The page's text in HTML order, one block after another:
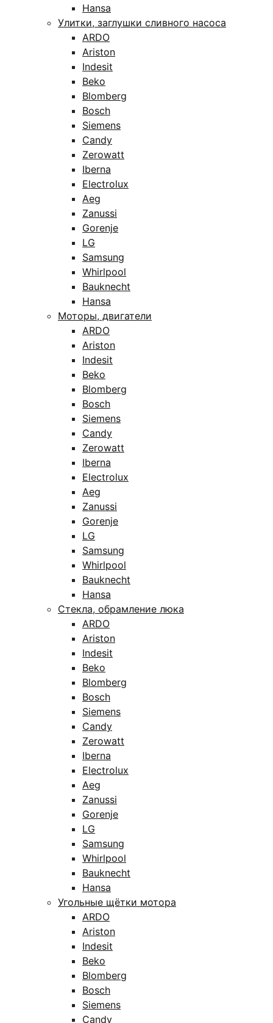
Hansa
Улитки, заглушки сливного насоса
ARDO
Ariston
Indesit
Beko
Blomberg
Bosch
Siemens
Candy
Zerowatt
Iberna
Electrolux
Aeg
Zanussi
Gorenje
LG
Samsung
Whirlpool
Bauknecht
Hansa
Моторы, двигатели
ARDO
Ariston
Indesit
Beko
Blomberg
Bosch
Siemens
Candy
Zerowatt
Iberna
Electrolux
Aeg
Zanussi
Gorenje
LG
Samsung
Whirlpool
Bauknecht
Hansa
Стекла, обрамление люка
ARDO
Ariston
Indesit
Beko
Blomberg
Bosch
Siemens
Candy
Zerowatt
Iberna
Electrolux
Aeg
Zanussi
Gorenje
LG
Samsung
Whirlpool
Bauknecht
Hansa
Угольные щётки мотора
ARDO
Ariston
Indesit
Beko
Blomberg
Bosch
Siemens
Candy